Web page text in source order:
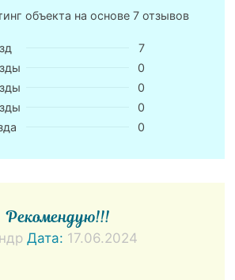
объекта на основе 7 отзывов
7
0
0
0
0
Рекомендую!!!
Дата: 17.06.2024